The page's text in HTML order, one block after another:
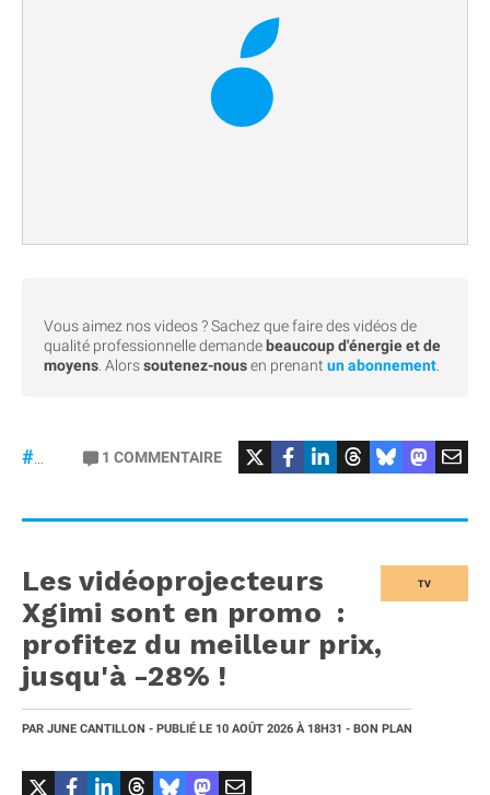
Vous aimez nos videos ? Sachez que faire des vidéos de
qualité professionnelle demande beaucoup d'énergie et de
moyens. Alorssoutenez-nousen prenant un abonnement.
#27 #Bêta
1 COMMENTAIRE
TV
Les vidéoprojecteurs
Xgimi sont en promo :
profitez du meilleur prix,
jusqu'à -28% !
PAR JUNE CANTILLON - PUBLIÉ LE 10 AOÛT 2026 À 18H31 - BON PLAN